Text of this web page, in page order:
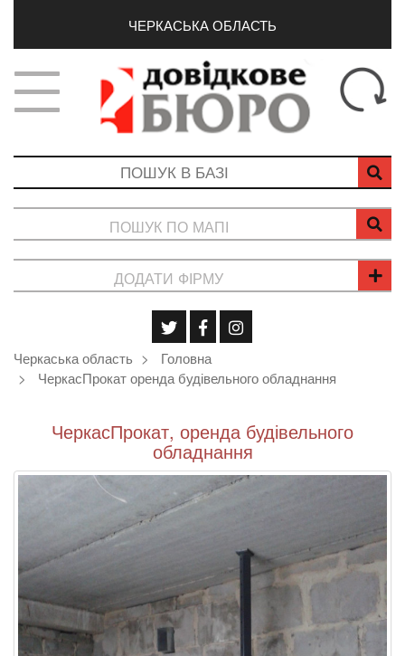
ЧЕРКАСЬКА ОБЛАСТЬ
ПОШУК ПО МАПІ
ДОДАТИ ФІРМУ
Черкаська область
Головна
ЧеркасПрокат оренда будівельного обладнання
ЧеркасПрокат, оренда будівельного
обладнання